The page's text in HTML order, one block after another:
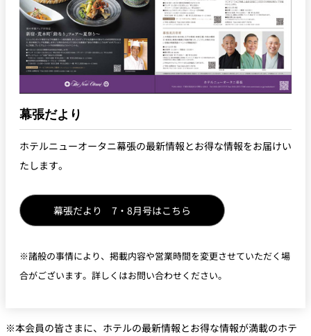
Tokio
ご案内
個室のご案内
レストラン夏
の涼宴プラン
2026
七五三プラン
2026
ーティープラ 室お祝いプラ ～ポメリー ブ
リュット・ロ
自宅で味わう
ホテルのテイ
クアウトメニ
誕生日や記念
～アニバーサ
リー～
レストランご
法要プラン
チャペルでプ
ロポーズディ
ナープラン
幕張だより
ホテルニューオータニ幕張の最新情報とお得な情報をお届けい
たします。
幕張だより 7・8月号はこちら
※諸般の事情により、掲載内容や営業時間を変更させていただく場
合がございます。詳しくはお問い合わせください。
※本会員の皆さまに、ホテルの最新情報とお得な情報が満載のホテ